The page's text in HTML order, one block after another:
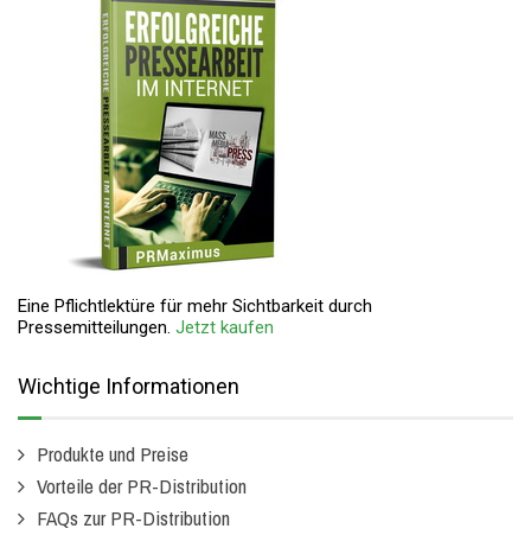
Eine Pflichtlektüre für mehr Sichtbarkeit durch
Pressemitteilungen. Jetzt kaufen
Wichtige Informationen
Produkte und Preise
Vorteile der PR-Distribution
FAQs zur PR-Distribution